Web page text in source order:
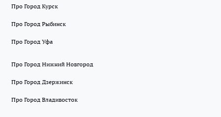
Про Город Курск
Про Город Рыбинск
Про Город Уфа
Про Город Нижний Новгород
Про Город Дзержинск
Про Город Владивосток